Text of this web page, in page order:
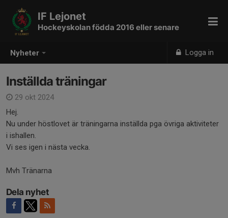
Nyheter Logga in
IF Lejonet
Hockeyskolan födda 2016 eller senare
Inställda träningar
29 okt 2024
Hej.
Nu under höstlovet är träningarna inställda pga övriga aktiviteter
i ishallen.
Vi ses igen i nästa vecka.
Mvh Tränarna
Dela nyhet